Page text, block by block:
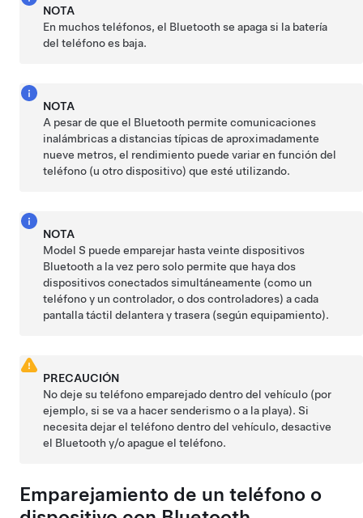
NOTA
En muchos teléfonos, el Bluetooth se apaga si la batería
del teléfono es baja.
NOTA
A pesar de que el Bluetooth permite comunicaciones
inalámbricas a distancias típicas de aproximadamente
nueve metros, el rendimiento puede variar en función del
teléfono (u otro dispositivo) que esté utilizando.
NOTA
Model S puede emparejar hasta veinte dispositivos
Bluetooth a la vez pero solo permite que haya dos
dispositivos conectados simultáneamente (como un
teléfono y un controlador, o dos controladores) a cada
pantalla táctil delantera y trasera (según equipamiento).
PRECAUCIÓN
No deje su teléfono emparejado dentro del vehículo (por
ejemplo, si se va a hacer senderismo o a la playa). Si
necesita dejar el teléfono dentro del vehículo, desactive
el Bluetooth y/o apague el teléfono.
Emparejamiento de un teléfono o